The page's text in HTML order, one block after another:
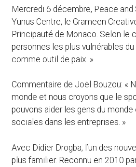
Mercredi 6 décembre, Peace and
Yunus Centre, le Grameen
Principauté de Monaco. Selon le
personnes les plus vulnérables
comme outil de paix. »
Commentaire de Joël Bouzou: «
monde et nous croyons que le
pouvons aider les gens du
sociales dans les entreprises. »
Avec Didier Drogba, l’un des
plus familier. Reconnu en 2010